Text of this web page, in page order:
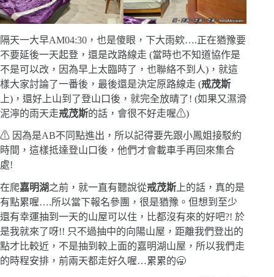
隔天一大早AM04:30，也是傻眼，下大雨欸….正在猶豫要
不要延後一天起登，還是改路線走 (當時也不知道協作是
不是可以改，因為早上太臨時了，也聯絡不到人)，就這
樣大家討論了一番後，最後還是決定原路線走 (戒茂斯
上)，還好上山到了登山口後，就完全放晴了! (如果又濕滑
泥濘的雨天走戒茂斯的話，會很不好走喔⚠)
⚠ 因為是AB不同點進出，所以記得要先跟小鳳姐接駁約
時間，這樣抵達登山口後，他們才會載車手再回來集合
處!
在爬嘉明湖之前，就一直有聽說從戒茂斯 上的話，真的是
有點累喔….所以當下報名參團，很是猶豫。但想到至少
還有幸運抽到一天的山屋可以住，比都沒有來的好吧?! 於
是我就來了呀!! 只不過抽中的向陽山屋，距離我們登出的
點才比較近，不是抽到較上面的嘉明湖山屋，所以我們走
的時程安排，前兩天都走好久喔…累累的🥱